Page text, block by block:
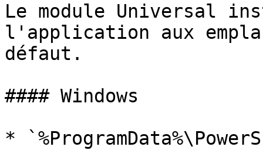
Le module Universal
l'application aux
défaut.
#### Windows
*